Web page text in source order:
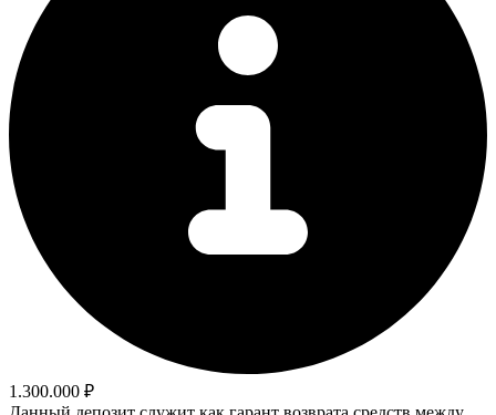
1.300.000 ₽